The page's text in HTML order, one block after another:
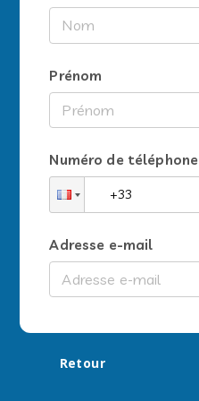
Prénom
Numéro de téléphone
Adresse e-mail
Retour